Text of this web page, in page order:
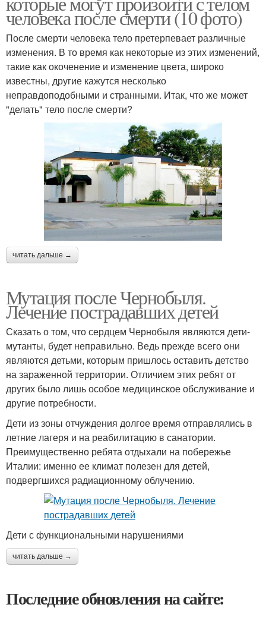
человека после смерти (10 фото)
После смерти человека тело претерпевает различные
изменения. В то время как некоторые из этих изменений,
такие как окоченение и изменение цвета, широко
известны, другие кажутся несколько
неправдоподобными и странными. Итак, что же может
"делать" тело после смерти?
читать дальше →
Мутация после Чернобыля.
Лечение пострадавших детей
Сказать о том, что сердцем Чернобыля являются дети-
мутанты, будет неправильно. Ведь прежде всего они
являются детьми, которым пришлось оставить детство
на зараженной территории. Отличием этих ребят от
других было лишь особое медицинское обслуживание и
другие потребности.
Дети из зоны отчуждения долгое время отправлялись в
летние лагеря и на реабилитацию в санатории.
Преимущественно ребята отдыхали на побережье
Италии: именно ее климат полезен для детей,
подвергшихся радиационному облучению.
Дети с функциональными нарушениями
читать дальше →
Последние обновления на сайте: